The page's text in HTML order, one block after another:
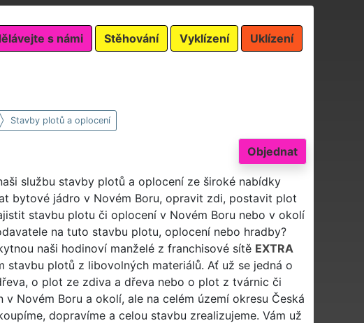
s námi Stěhování Vyklízení Uklízení
Stavby plotů a oplocení
Objednat
službu stavby plotů a oplocení ze široké nabídky
bytové jádro v Novém Boru, opravit zdi, postavit plot
stavbu plotu či oplocení v Novém Boru nebo v okolí
na tuto stavbu plotu, oplocení nebo hradby?
naši hodinoví manželé z franchisové sítě EXTRA
stavbu plotů z libovolných materiálů. Ať už se jedná o
o plot ze zdiva a dřeva nebo o plot z tvárnic či
Novém Boru a okolí, ale na celém území okresu Česká
dopravíme a celou stavbu zrealizujeme. Vám už